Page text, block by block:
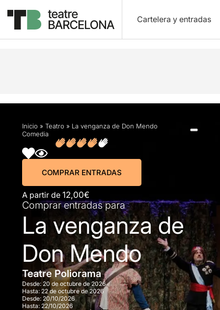
Cartelera y entradas
Descripción Horarios Ficha artística Fotos
Inicio » Teatro » La venganza de Don Mendo
Comedia
A partir de 12,00€
COMPRAR ENTRADAS
Comprar entradas para
La venganza de
Don Mendo
Teatre Poliorama
Desde: 20 de octubre de 2026
Hasta: 22 de octubre de 2026
Desde: 20/10/2026
Hasta: 22/10/2026